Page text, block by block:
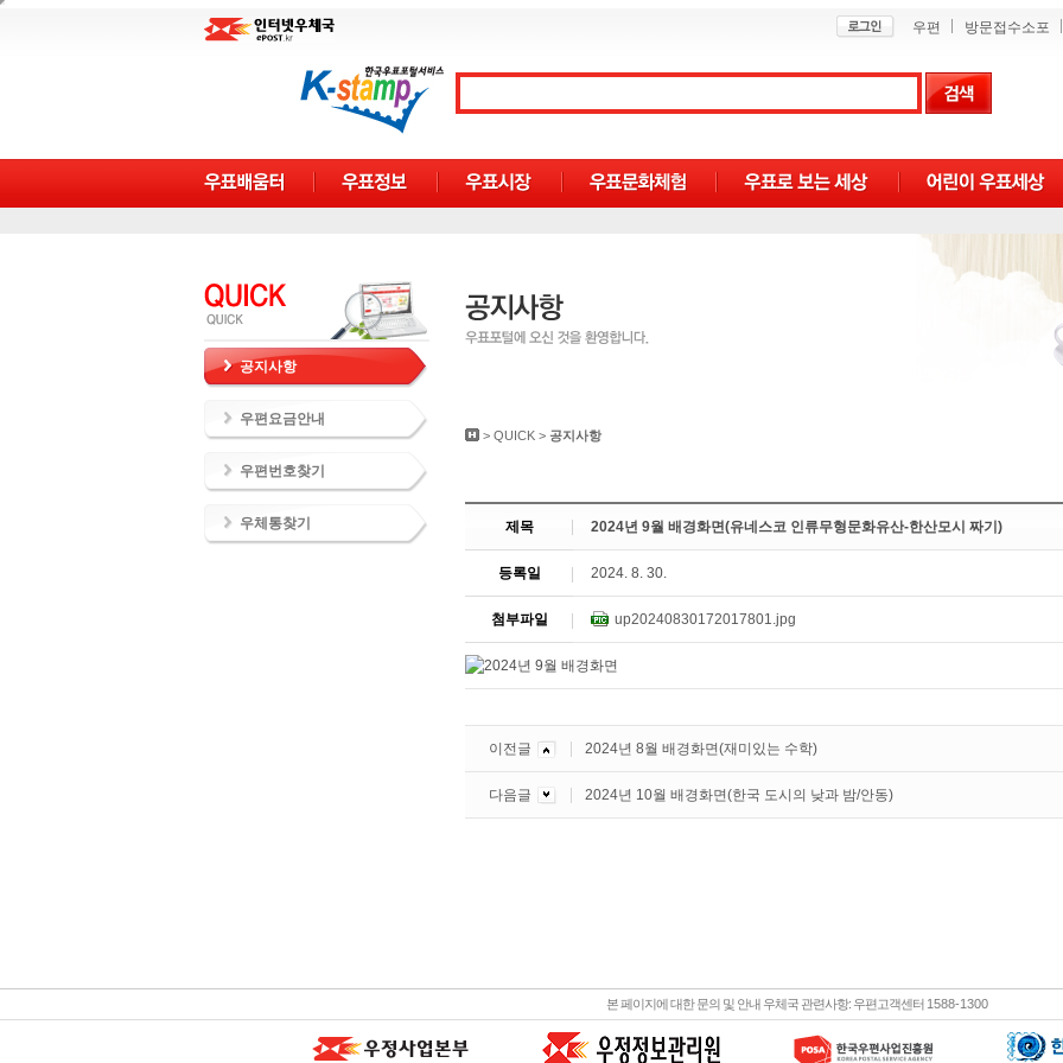
우편 방문접수소포
공지사항
우편요금안내
우편번호찾기
우체통찾기
> QUICK > 공지사항
제목 2024년 9월 배경화면(유네스코 인류무형문화유산-한산모시 짜기)
등록일 2024. 8. 30.
첨부파일 up20240830172017801.jpg
이전글 2024년 8월 배경화면(재미있는 수학)
다음글 2024년 10월 배경화면(한국 도시의 낮과 밤/안동)
본 페이지에 대한 문의 및 안내 우체국 관련사항: 우편고객센터 1588-1300